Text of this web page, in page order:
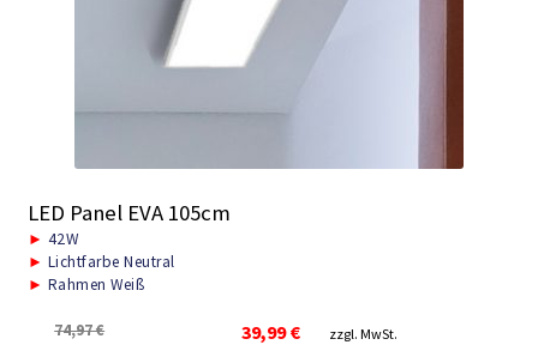
LED Panel EVA 105cm
► 42W
► Lichtfarbe Neutral
► Rahmen Weiß
74,97€
Ursprünglicher
39,99€
Aktueller
zzgl. MwSt.